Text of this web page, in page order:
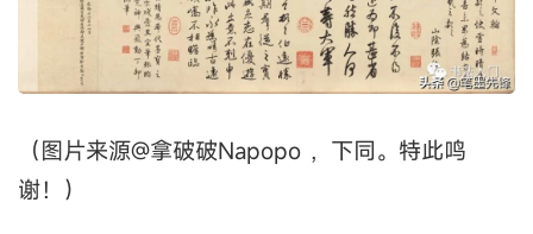
（图片来源@拿破破Napopo ，下同。特此鸣
谢！）